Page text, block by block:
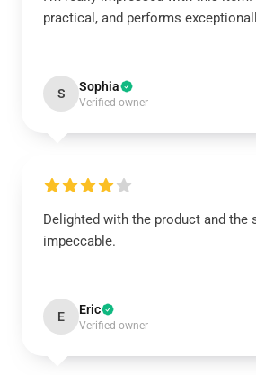
practical, and performs
S Sophia
Verified owner
Delighted with the product and the
impeccable.
E Eric
Verified owner